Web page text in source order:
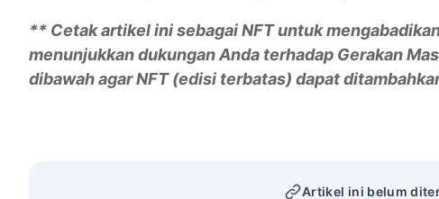
** Cetak artikel ini sebagai NFT untuk
menunjukkan dukungan Anda terhadap Gerakan
dibawah agar NFT (edisi terbatas) dapat
Artikel ini belum